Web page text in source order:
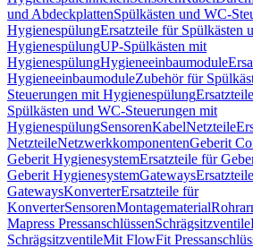
und AbdeckplattenSpülkästen und WC-
HygienespülungErsatzteile für Spülkästen
HygienespülungUP-Spülkästen mit
HygienespülungHygieneeinbaumodule
HygieneeinbaumoduleZubehör für
Steuerungen mit Hygienespülung
Spülkästen und WC-Steuerungen mit
HygienespülungSensorenKabelNetzteile
NetzteileNetzwerkkomponentenGeberit
Geberit HygienesystemErsatzteile für
Geberit HygienesystemGateways
GatewaysKonverterErsatzteile für
KonverterSensorenMontagematerial
Mapress PressanschlüssenSchrägsitzventile
SchrägsitzventileMit FlowFit